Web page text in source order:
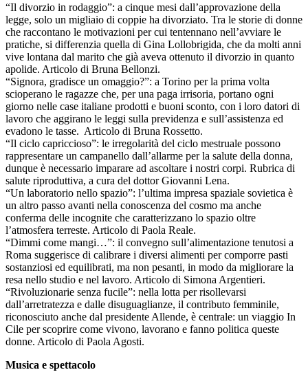
“Il divorzio in rodaggio”: a cinque mesi dall’approvazione della
legge, solo un migliaio di coppie ha divorziato. Tra le storie di donne
che raccontano le motivazioni per cui tentennano nell’avviare le
pratiche, si differenzia quella di Gina Lollobrigida, che da molti anni
vive lontana dal marito che già aveva ottenuto il divorzio in quanto
apolide. Articolo di Bruna Bellonzi.
“Signora, gradisce un omaggio?”: a Torino per la prima volta
scioperano le ragazze che, per una paga irrisoria, portano ogni
giorno nelle case italiane prodotti e buoni sconto, con i loro datori di
lavoro che aggirano le leggi sulla previdenza e sull’assistenza ed
evadono le tasse. Articolo di Bruna Rossetto.
“Il ciclo capriccioso”: le irregolarità del ciclo mestruale possono
rappresentare un campanello dall’allarme per la salute della donna,
dunque è necessario imparare ad ascoltare i nostri corpi. Rubrica di
salute riproduttiva, a cura del dottor Giovanni Lena.
“Un laboratorio nello spazio”: l’ultima impresa spaziale sovietica è
un altro passo avanti nella conoscenza del cosmo ma anche
conferma delle incognite che caratterizzano lo spazio oltre
l’atmosfera terreste. Articolo di Paola Reale.
“Dimmi come mangi…”: il convegno sull’alimentazione tenutosi a
Roma suggerisce di calibrare i diversi alimenti per comporre pasti
sostanziosi ed equilibrati, ma non pesanti, in modo da migliorare la
resa nello studio e nel lavoro. Articolo di Simona Argentieri.
“Rivoluzionarie senza fucile”: nella lotta per risollevarsi
dall’arretratezza e dalle disuguaglianze, il contributo femminile,
riconosciuto anche dal presidente Allende, è centrale: un viaggio In
Cile per scoprire come vivono, lavorano e fanno politica queste
donne. Articolo di Paola Agosti.
Musica e spettacolo